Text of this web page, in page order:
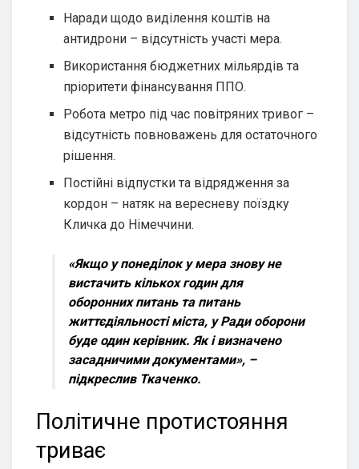
Наради щодо виділення коштів на
антидрони – відсутність участі мера.
Використання бюджетних мільярдів та
пріоритети фінансування ППО.
Робота метро під час повітряних тривог –
відсутність повноважень для остаточного
рішення.
Постійні відпустки та відрядження за
кордон – натяк на вересневу поїздку
Кличка до Німеччини.
«Якщо у понеділок у мера знову не
вистачить кількох годин для
оборонних питань та питань
життєдіяльності міста, у Ради оборони
буде один керівник. Як і визначено
засадничими документами», –
підкреслив Ткаченко.
Політичне протистояння
триває